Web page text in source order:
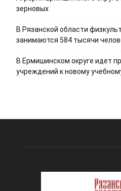
зерновых
В Рязанской области
занимаются 584 тысячи
В Ермишинском округе идет
учреждений к новому